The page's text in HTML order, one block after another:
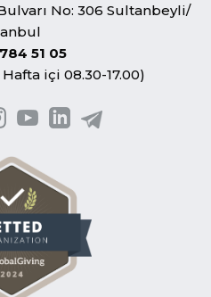
No: 306 Sultanbeyli/
51 05
içi 08.30-17.00)